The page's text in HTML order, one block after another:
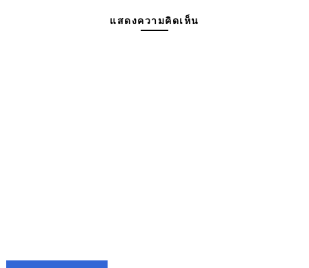
แสดงความคิดเห็น